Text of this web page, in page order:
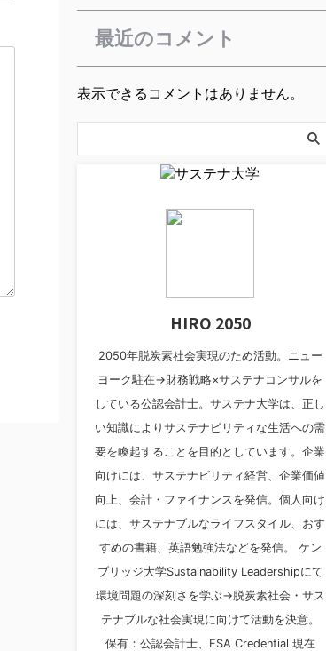
最近のコメント
表示できるコメントはありません。
HIRO 2050
2050年脱炭素社会実現のため活動。ニュー
ヨーク駐在→財務戦略×サステナコンサルを
している公認会計士。サステナ大学は、正し
い知識によりサステナビリティな生活への需
要を喚起することを目的としています。企業
向けには、サステナビリティ経営、企業価値
向上、会計・ファイナンスを発信。個人向け
には、サステナブルなライフスタイル、おす
すめの書籍、英語勉強法などを発信。 ケン
ブリッジ大学Sustainability Leadershipにて
環境問題の深刻さを学ぶ→脱炭素社会・サス
テナブルな社会実現に向けて活動を決意。
保有：公認会計士、FSA Credential 現在